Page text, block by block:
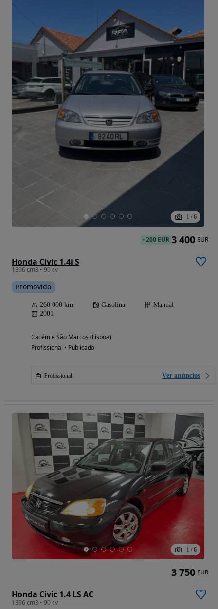
1 / 6
Honda Civic 1.4i S
1396 cm3 • 90 cv
Promovido
260 000 km Gasolina
Manual
2001
Cacém e São Marcos (Lisboa)
Profissional • Publicado
Profissional Ver anúncios
-200 EUR 3 400 EUR
1 / 6
Honda Civic 1.4 LS AC
1396 cm3 • 90 cv
3 750 EUR